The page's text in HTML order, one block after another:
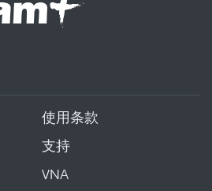
使用条款
支持
VNA